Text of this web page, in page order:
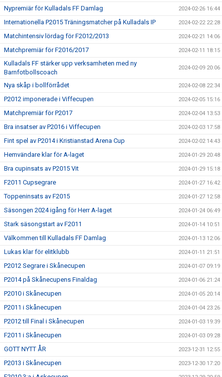
Nypremiär för Kulladals FF Damlag 2024-02-26 16:44
Internationella P2015 Träningsmatcher på Kulladals IP 2024-02-22 22:28
Matchintensiv lördag för F2012/2013 2024-02-21 14:06
Matchpremiär för F2016/2017 2024-02-11 18:15
Kulladals FF stärker upp verksamheten med ny
Barnfotbollscoach
2024-02-09 20:06
Nya skåp i bollförrådet 2024-02-08 22:34
P2012 imponerade i Viffecupen 2024-02-05 15:16
Matchpremiär för P2017 2024-02-04 13:53
Bra insatser av P2016 i Viffecupen 2024-02-03 17:58
Fint spel av P2014 i Kristianstad Arena Cup 2024-02-02 14:43
Hemvändare klar för A-laget 2024-01-29 20:48
Bra cupinsats av P2015 Vit 2024-01-29 15:18
F2011 Cupsegrare 2024-01-27 16:42
Toppeninsats av F2015 2024-01-27 12:58
Säsongen 2024 igång för Herr A-laget 2024-01-24 06:49
Stark säsongstart av F2011 2024-01-14 10:51
Välkommen till Kulladals FF Damlag 2024-01-13 12:06
Lukas klar för elitklubb 2024-01-11 21:51
P2012 Segrare i Skånecupen 2024-01-07 09:19
P2014 på Skånecupens Finaldag 2024-01-06 21:24
P2010 i Skånecupen 2024-01-05 20:14
P2011 i Skånecupen 2024-01-04 23:26
P2012 till Final i Skånecupen 2024-01-03 19:39
F2011 i Skånecupen 2024-01-03 09:28
GOTT NYTT ÅR 2023-12-31 12:55
P2013 i Skånecupen 2023-12-30 17:20